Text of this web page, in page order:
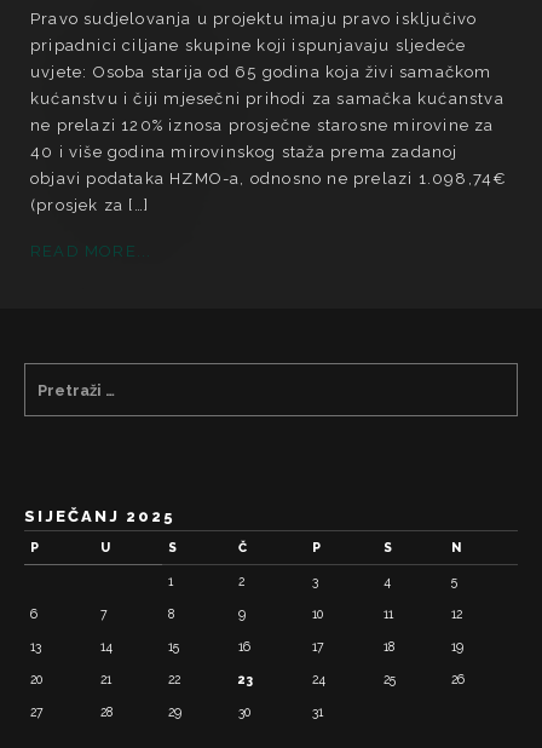
Pravo sudjelovanja u projektu imaju pravo isključivo
pripadnici ciljane skupine koji ispunjavaju sljedeće
uvjete: Osoba starija od 65 godina koja živi samačkom
kućanstvu i čiji mjesečni prihodi za samačka kućanstva
ne prelazi 120% iznosa prosječne starosne mirovine za
40 i više godina mirovinskog staža prema zadanoj
objavi podataka HZMO-a, odnosno ne prelazi 1.098,74€
(prosjek za […]
READ MORE...
SIJEČANJ 2025
P U S Č P S N
1 2 3 4 5
6 7 8 9 10 11 12
13 14 15 16 17 18 19
20 21 22 23 24 25 26
27 28 29 30 31